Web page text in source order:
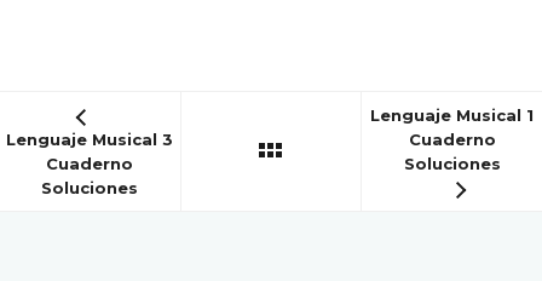
Lenguaje Musical 3
Cuaderno
Soluciones
Lenguaje Musical 1
Cuaderno
Soluciones